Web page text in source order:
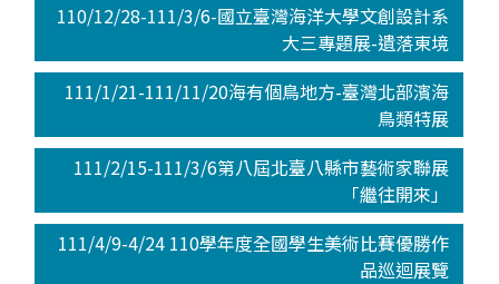
110/12/28-111/3/6-國立臺灣海洋大學文創設計系
大三專題展-遺落東境
111/1/21-111/11/20海有個鳥地方-臺灣北部濱海
鳥類特展
111/2/15-111/3/6第八屆北臺八縣市藝術家聯展
「繼往開來」
111/4/9-4/24 110學年度全國學生美術比賽優勝作
品巡迴展覽